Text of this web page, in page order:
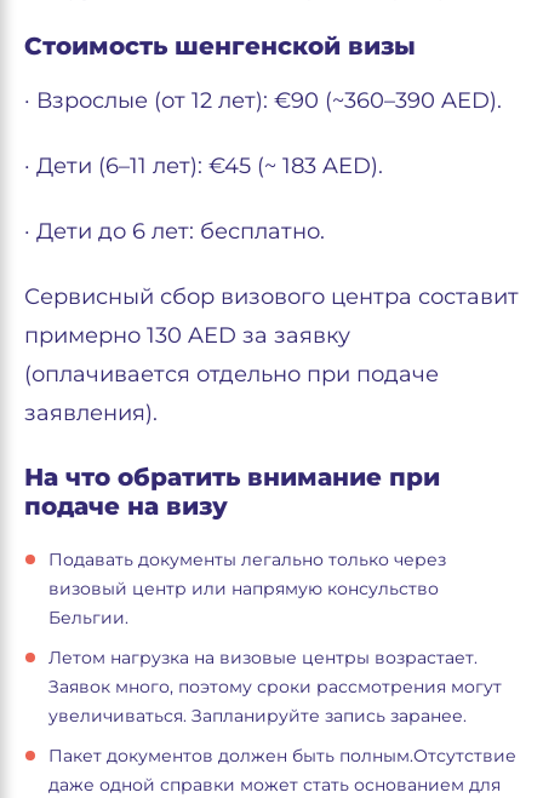
Стоимость шенгенской визы
· Взрослые (от 12 лет): €90 (~360–390 AED).
· Дети (6–11 лет): €45 (~ 183 AED).
· Дети до 6 лет: бесплатно.
Сервисный сбор визового центра составит
примерно 130 AED за заявку
(оплачивается отдельно при подаче
заявления).
На что обратить внимание при
подаче на визу
Подавать документы легально только через
визовый центр или напрямую консульство
Бельгии.
Летом нагрузка на визовые центры возрастает.
Заявок много, поэтому сроки рассмотрения могут
увеличиваться. Запланируйте запись заранее.
Пакет документов должен быть полным.Отсутствие
даже одной справки может стать основанием для